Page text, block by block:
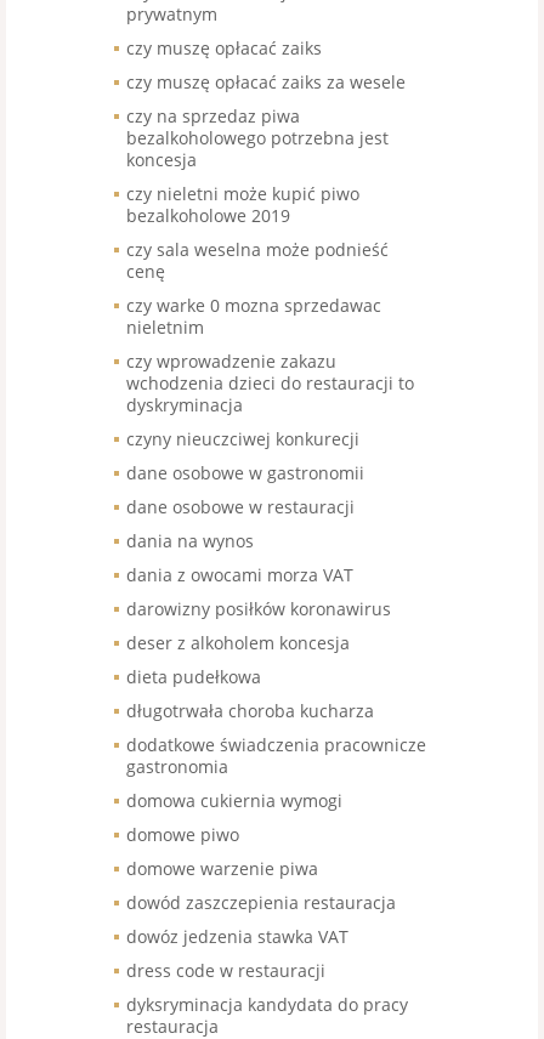
prywatnym
czy muszę opłacać zaiks
czy muszę opłacać zaiks za wesele
czy na sprzedaz piwa
bezalkoholowego potrzebna jest
koncesja
czy nieletni może kupić piwo
bezalkoholowe 2019
czy sala weselna może podnieść
cenę
czy warke 0 mozna sprzedawac
nieletnim
czy wprowadzenie zakazu
wchodzenia dzieci do restauracji to
dyskryminacja
czyny nieuczciwej konkurecji
dane osobowe w gastronomii
dane osobowe w restauracji
dania na wynos
dania z owocami morza VAT
darowizny posiłków koronawirus
deser z alkoholem koncesja
dieta pudełkowa
długotrwała choroba kucharza
dodatkowe świadczenia pracownicze
gastronomia
domowa cukiernia wymogi
domowe piwo
domowe warzenie piwa
dowód zaszczepienia restauracja
dowóz jedzenia stawka VAT
dress code w restauracji
dyksryminacja kandydata do pracy
restauracja